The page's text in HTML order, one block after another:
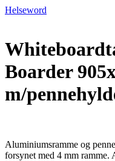
Helseword
Boarder
m/
Aluminiumsramme og
forsynet med 4 mm ramme.